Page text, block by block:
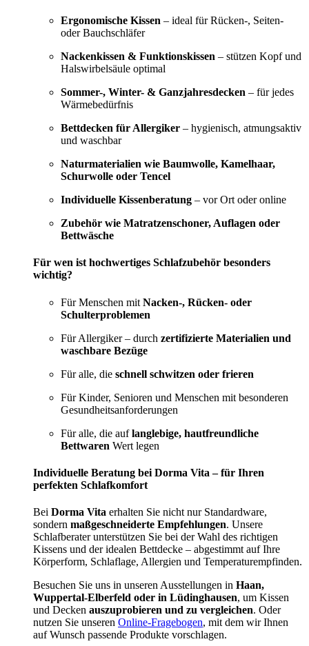
Ergonomische Kissen – ideal für Rücken-, Seiten-
oder Bauchschläfer
Nackenkissen & Funktionskissen – stützen Kopf und
Halswirbelsäule optimal
Sommer-, Winter- & Ganzjahresdecken – für jedes
Wärmebedürfnis
Bettdecken für Allergiker – hygienisch, atmungsaktiv
und waschbar
Naturmaterialien wie Baumwolle, Kamelhaar,
Schurwolle oder Tencel
Individuelle Kissenberatung – vor Ort oder online
Zubehör wie Matratzenschoner, Auflagen oder
Bettwäsche
Für wen ist hochwertiges Schlafzubehör besonders
wichtig?
Für Menschen mit Nacken-, Rücken- oder
Schulterproblemen
Für Allergiker – durch zertifizierte Materialien und
waschbare Bezüge
Für alle, die schnell schwitzen oder frieren
Für Kinder, Senioren und Menschen mit besonderen
Gesundheitsanforderungen
Für alle, die auflanglebige, hautfreundliche
Bettwaren Wert legen
Individuelle Beratung bei Dorma Vita – für Ihren
perfekten Schlafkomfort
Bei Dorma Vita erhalten Sie nicht nur Standardware,
sondern maßgeschneiderte Empfehlungen. Unsere
Schlafberater unterstützen Sie bei der Wahl des richtigen
Kissens und der idealen Bettdecke – abgestimmt auf Ihre
Körperform, Schlaflage, Allergien und Temperaturempfinden.
Besuchen Sie uns in unseren Ausstellungen in Haan,
Wuppertal-Elberfeld oder in Lüdinghausen, um Kissen
und Decken auszuprobieren und zu vergleichen. Oder
nutzen Sie unseren Online-Fragebogen, mit dem wir Ihnen
auf Wunsch passende Produkte vorschlagen.